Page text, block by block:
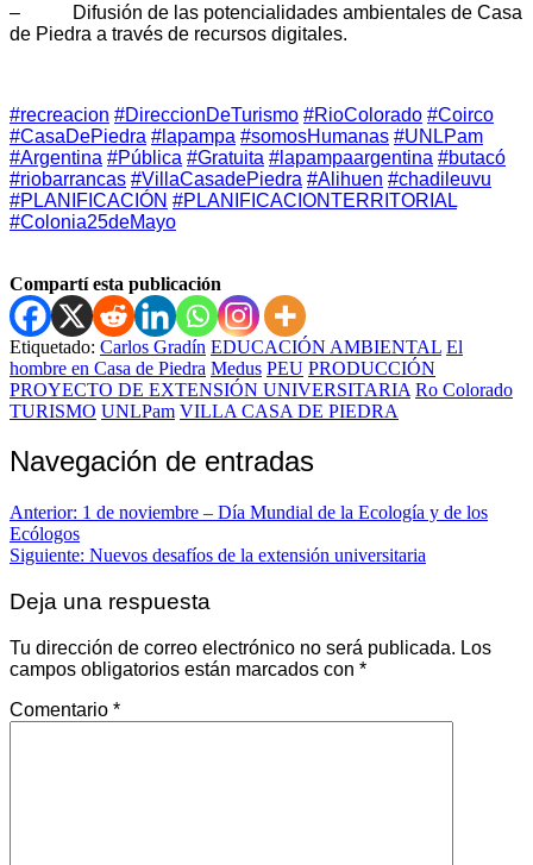
– Difusión de las potencialidades ambientales de Casa
de Piedra a través de recursos digitales.
#recreacion #DireccionDeTurismo #RioColorado #Coirco
#CasaDePiedra #lapampa #somosHumanas #UNLPam
#Argentina #Pública #Gratuita #lapampaargentina #butacó
#riobarrancas #VillaCasadePiedra #Alihuen #chadileuvu
#PLANIFICACIÓN #PLANIFICACIONTERRITORIAL
#Colonia25deMayo
Compartí esta publicación
Etiquetado: Carlos Gradín EDUCACIÓN AMBIENTAL El
hombre en Casa de Piedra Medus PEU PRODUCCIÓN
PROYECTO DE EXTENSIÓN UNIVERSITARIA Ro Colorado
TURISMO UNLPam VILLA CASA DE PIEDRA
Navegación de entradas
Anterior: 1 de noviembre – Día Mundial de la Ecología y de los
Ecólogos
Siguiente: Nuevos desafíos de la extensión universitaria
Deja una respuesta
Tu dirección de correo electrónico no será publicada. Los
campos obligatorios están marcados con *
Comentario *